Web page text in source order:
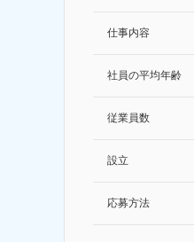
仕事内容
社員の平均年齢
従業員数
設立
応募方法